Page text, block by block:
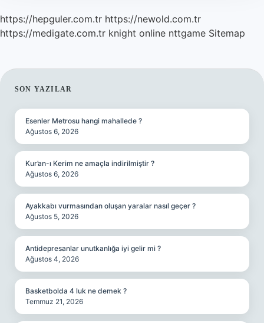
https://hepguler.com.tr https://newold.com.tr
https://medigate.com.tr knight online nttgame Sitemap
SIDEBAR
SON YAZILAR
Esenler Metrosu hangi mahallede ?
Ağustos 6, 2026
Kur’an-ı Kerim ne amaçla indirilmiştir ?
Ağustos 6, 2026
Ayakkabı vurmasından oluşan yaralar nasıl geçer ?
Ağustos 5, 2026
Antidepresanlar unutkanlığa iyi gelir mi ?
Ağustos 4, 2026
Basketbolda 4 luk ne demek ?
Temmuz 21, 2026